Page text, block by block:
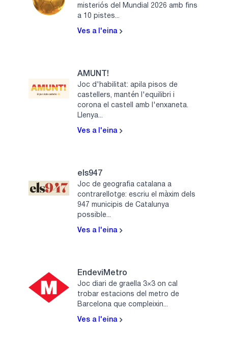
misteriós del Mundial 2026 amb fins
a 10 pistes...
Ves a l'eina
AMUNT!
Joc d'habilitat: apila pisos de
castellers, mantén l'equilibri i
corona el castell amb l'enxaneta.
Llenya...
Ves a l'eina
els947
Joc de geografia catalana a
contrarellotge: escriu el màxim dels
947 municipis de Catalunya
possible...
Ves a l'eina
EndeviMetro
Joc diari de graella 3×3 on cal
trobar estacions del metro de
Barcelona que compleixin...
Ves a l'eina